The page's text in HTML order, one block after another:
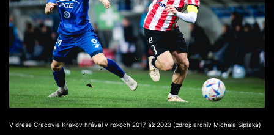
V drese Cracovie Krakov hrával v rokoch 2017 až 2023 (zdroj: archív Michala Sipľaka)